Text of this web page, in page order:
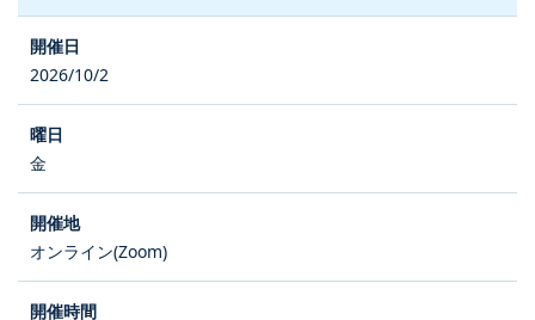
2026/10/2
金
オンライン(Zoom)